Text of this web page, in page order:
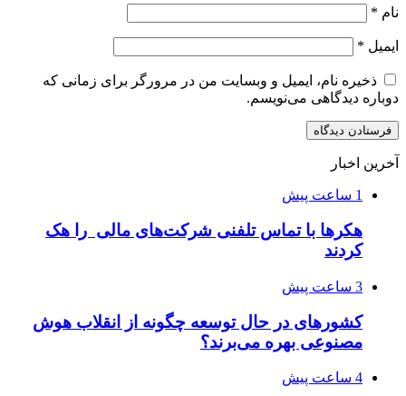
نام *
ایمیل *
ذخیره نام، ایمیل و وبسایت من در مرورگر برای زمانی که
دوباره دیدگاهی می‌نویسم.
آخرین اخبار
1 ساعت پیش
هکرها با تماس تلفنی شرکت‌های مالی را هک
کردند
3 ساعت پیش
کشورهای در حال توسعه چگونه از انقلاب هوش
مصنوعی بهره می‌برند؟
4 ساعت پیش